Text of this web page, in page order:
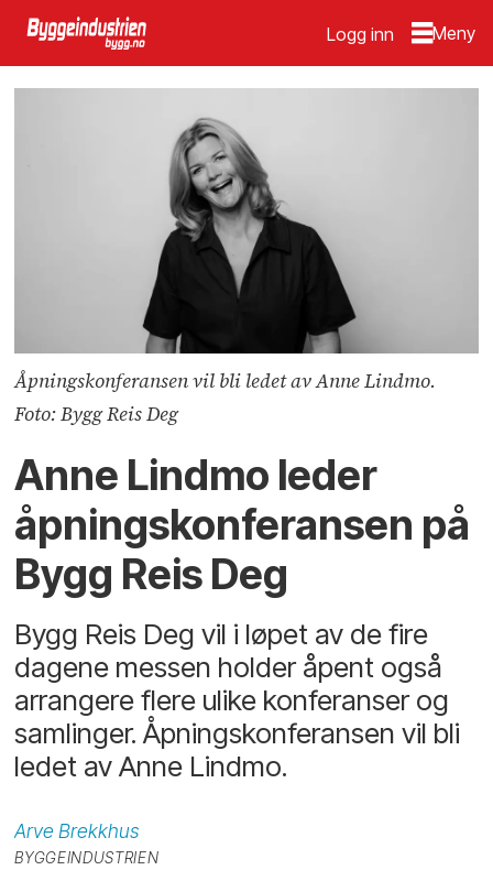
Logg inn
Åpningskonferansen vil bli ledet av Anne Lindmo.
Foto: Bygg Reis Deg
Anne Lindmo leder
åpnings­konferansen på
Bygg Reis Deg
Bygg Reis Deg vil i løpet av de fire
dagene messen holder åpent også
arrangere flere ulike konferanser og
samlinger. Åpningskonferansen vil bli
ledet av Anne Lindmo.
Arve Brekkhus
BYGGEINDUSTRIEN